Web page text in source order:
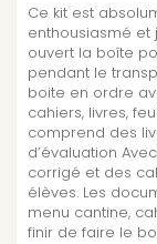
Ce kit est
enthousiasmé et
ouvert la boîte
pendant le
boite en ordre
cahiers, livres,
comprend des
d’évaluation
corrigé et des
élèves. Les
menu cantine,
finir de faire le